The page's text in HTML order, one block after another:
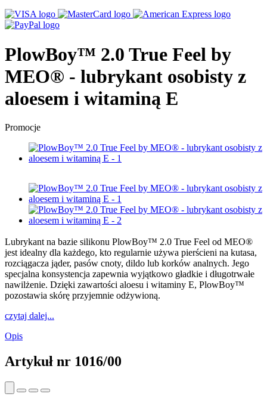
PlowBoy™ 2.0 True Feel by
MEO® - lubrykant osobisty z
aloesem i witaminą E
Promocje
Lubrykant na bazie silikonu PlowBoy™ 2.0 True Feel od MEO®
jest idealny dla każdego, kto regularnie używa pierścieni na kutasa,
rozciągacza jąder, pasów cnoty, dildo lub korków analnych. Jego
specjalna konsystencja zapewnia wyjątkowo gładkie i długotrwałe
nawilżenie. Dzięki zawartości aloesu i witaminy E, PlowBoy™
pozostawia skórę przyjemnie odżywioną.
czytaj dalej...
Opis
Artykuł nr 1016/00